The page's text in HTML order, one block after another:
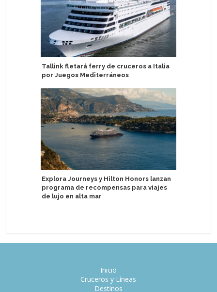
Tallink fletará ferry de cruceros a Italia
por Juegos Mediterráneos
Explora Journeys y Hilton Honors lanzan
programa de recompensas para viajes
de lujo en alta mar
Inicio
Cruceros y Líneas
Destinos